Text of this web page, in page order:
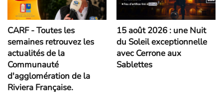
CARF - Toutes les
semaines retrouvez les
actualités de la
Communauté
d'agglomération de la
Riviera Française.
15 août 2026 : une Nuit
du Soleil exceptionnelle
avec Cerrone aux
Sablettes